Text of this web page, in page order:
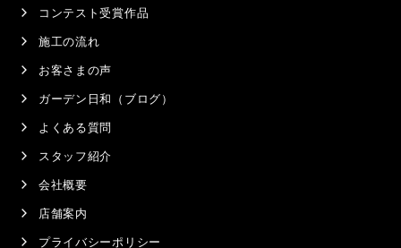
コンテスト受賞作品
施工の流れ
お客さまの声
ガーデン日和（ブログ）
よくある質問
スタッフ紹介
会社概要
店舗案内
プライバシーポリシー